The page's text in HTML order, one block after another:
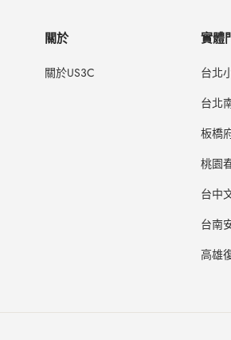
關於
關於US3C
實體
台北
台北
板橋
桃園
台中
台南
高雄